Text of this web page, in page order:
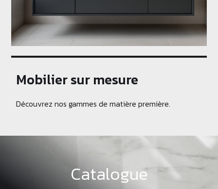
Mobilier sur mesure
Découvrez nos gammes de matière première.
Catalogue